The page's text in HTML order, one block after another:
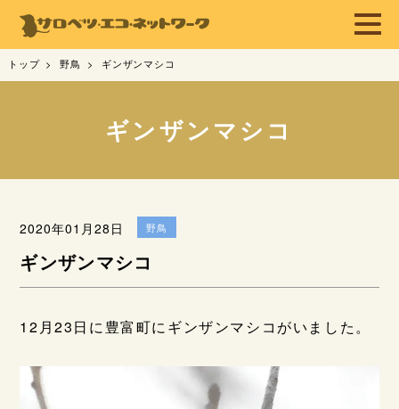
トップ 野鳥 ギンザンマシコ
ギンザンマシコ
2020年01月28日 野鳥
ギンザンマシコ
12月23日に豊富町にギンザンマシコがいました。